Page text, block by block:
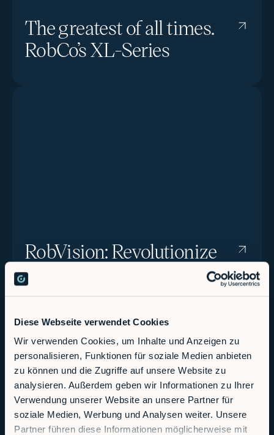
Diese Webseite verwendet Cookies
Wir verwenden Cookies, um Inhalte und Anzeigen zu
personalisieren, Funktionen für soziale Medien anbieten
zu können und die Zugriffe auf unsere Website zu
analysieren. Außerdem geben wir Informationen zu Ihrer
Verwendung unserer Website an unsere Partner für
soziale Medien, Werbung und Analysen weiter. Unsere
Partner führen diese Informationen möglicherweise mit
The greatest of all times.
RobCo’s XL-Series
RobVision: Revolutionize
your production with
RobCo's AI vision system.